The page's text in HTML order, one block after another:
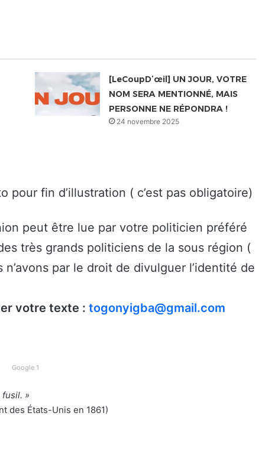
[LeCoupD’œil] UN JOUR, VOTRE
NOM SERA MENTIONNÉ, MAIS
PERSONNE NE RÉPONDRA !
24 novembre 2025
fin d’illustration ( c’est pas obligatoire)
peut être lue par votre politicien préféré
très grands politiciens de la sous région (
par le droit de divulguer l’identité de
votre texte : togonyigba@gmail.com
Google 1
»
des États-Unis en 1861)